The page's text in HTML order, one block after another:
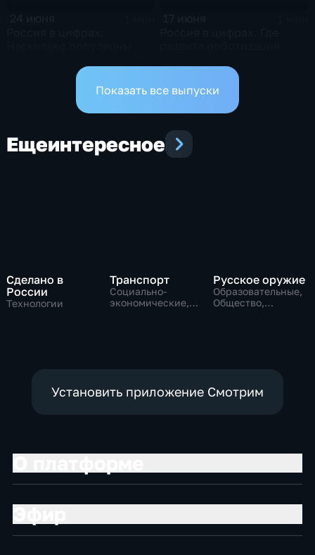
Показать все выпуски
Ещеинтересное
Сделано в
России
Технологии
Транспорт
Социально-
экономические,
Русское оружие
Образовательные,
Общество,
Установить приложение Смотрим